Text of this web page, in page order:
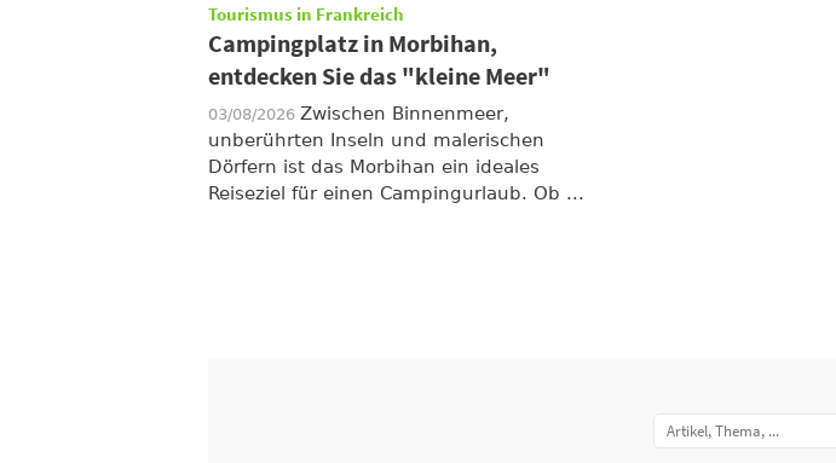
Tourismus in Frankreich
Campingplatz in Morbihan,
entdecken Sie das "kleine Meer"
03/08/2026 Zwischen Binnenmeer,
unberührten Inseln und malerischen
Dörfern ist das Morbihan ein ideales
Reiseziel für einen Campingurlaub. Ob ...